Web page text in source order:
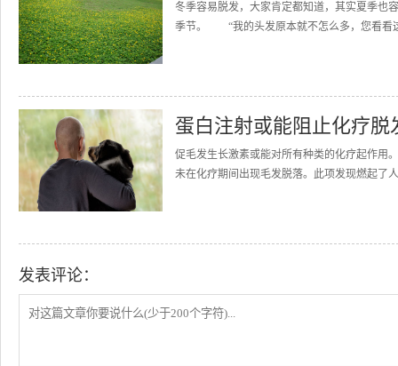
冬季容易脱发，大家肯定都知道，其实夏季也
季节。 “我的头发原本就不怎么多，您看看
蛋白注射或能阻止化疗脱
促毛发生长激素或能对所有种类的化疗起作用
未在化疗期间出现毛发脱落。此项发现燃起
发表评论：